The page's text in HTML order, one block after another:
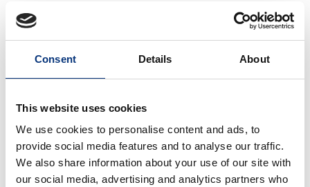
Consent Details About
This website uses cookies
We use cookies to personalise content and ads, to
provide social media features and to analyse our traffic.
We also share information about your use of our site with
our social media, advertising and analytics partners who
¿Qué pasa si no registro
mi alojamiento turístico?
único puede tener consecuencias:
Multas económicas.
Retirada de anuncios enplataformas
digitales.